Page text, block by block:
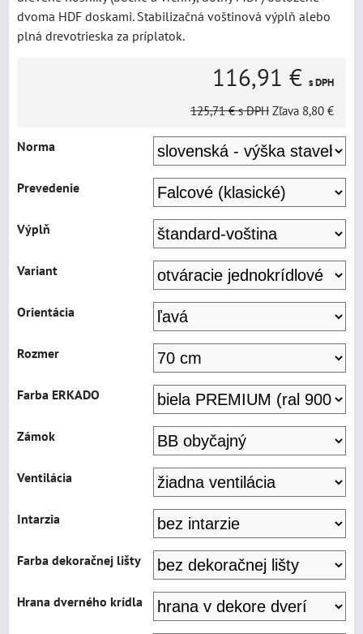
dvoma HDF doskami. Stabilizačná voštinová výplň alebo
plná drevotrieska za príplatok.
116,91 € s DPH
125,71 € s DPH Zľava 8,80 €
Norma
Prevedenie
Výplň
Variant
Orientácia
Rozmer
Farba ERKADO
Zámok
Ventilácia
Intarzia
Farba dekoračnej lišty
Hrana dverného krídla